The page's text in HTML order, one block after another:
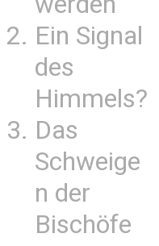
Ein Signal
des
Himmels?
Das
Schweige
n der
Bischöfe